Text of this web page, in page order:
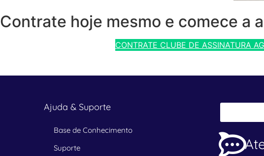
Contrate hoje mesmo e comece a
CONTRATE CLUBE DE ASSINATURA
Ajuda & Suporte
Base de Conhecimento
Suporte